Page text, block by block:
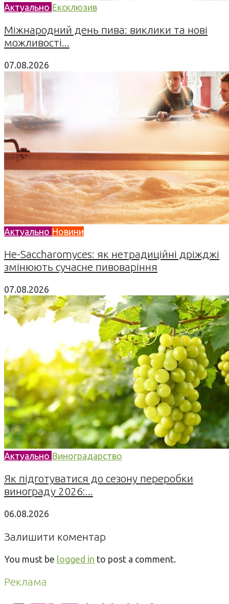
Актуально Ексклюзив
Міжнародний день пива: виклики та нові
можливості...
07.08.2026
Актуально Новини
Не-Saccharomyces: як нетрадиційні дріжджі
змінюють сучасне пивоваріння
07.08.2026
Актуально Виноградарство
Як підготуватися до сезону переробки
винограду 2026:...
06.08.2026
Залишити коментар
You must be logged in to post a comment.
Реклама